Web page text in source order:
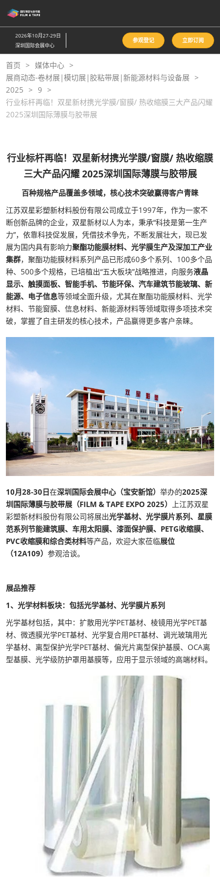
接
跳
至
内
容
2026年10月27-29日
深圳国际会展中心
参观登记 立即订阅
首页
媒体中心
展商动态-卷材展|模切展|胶粘带展|新能源材料与设备展
2025
9
行业标杆再临！双星新材携光学膜/窗膜/ 热收缩膜三大产品闪耀
2025深圳国际薄膜与胶带展
行业标杆再临！双星新材携光学膜/窗膜/ 热收缩膜
三大产品闪耀 2025深圳国际薄膜与胶带展
百种规格产品覆盖多领域，核心技术突破赢得客户青睐​​
江苏双星彩塑新材料股份有限公司成立于1997年，作为一家不
断创新品牌的企业，双星新材以人为本，秉承“科技是第一生产
力”，依靠科技促发展，凭借技术争先，不断发展壮大，现已发
展为国内具有影响力聚酯功能膜材料、光学膜生产及深加工产业
集群，聚酯功能膜材料系列产品已形成60多个系列、100多个品
种、500多个规格，已培植出“五大板块”战略推进，向服务液晶
显示、触摸面板、智能手机、节能环保、汽车建筑节能玻璃、新
能源、电子信息等领域全面升级，尤其在聚酯功能膜材料、光学
材料、节能窗膜、信息材料、新能源材料等领域取得多项技术突
破，掌握了自主研发的核心技术，产品赢得更多客户亲睐。
10月28-30日在深圳国际会展中心（宝安新馆） 举办的2025深
圳国际薄膜与胶带展（FILM & TAPE EXPO 2025）
上江苏双星
彩塑新材料股份有限公司将展出光学基材、光学膜片系列、星膜
范系列节能建筑膜、车用太阳膜、漆面保护膜、PETG收缩膜、
PVC收缩膜和综合类材料等产品，欢迎大家莅临展位
（12A109） 参观洽谈。
展品推荐
1、光学材料板块：包括光学基材、光学膜片系列
光学基材包括，其中：扩散用光学PET基材、棱镜用光学PET基
材、微透膜光学PET基材、光学复合用PET基材、调光玻璃用光
学基材、离型保护光学PET基材、偏光片离型保护基膜、OCA离
型基膜、光学级防护罩用基膜等，应用于显示领域的高端材料。